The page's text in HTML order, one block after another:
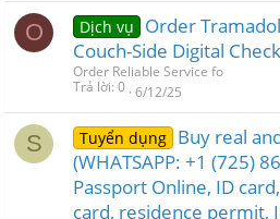
O Dịch vụ
Order
Couch-Side Digital
Order Reliable Service fo
Trả lời 0 6/12/25
S Tuyển dụng Buy real
(WHATSAPP: +1 (725)
Passport Online, ID
card, residence permit,